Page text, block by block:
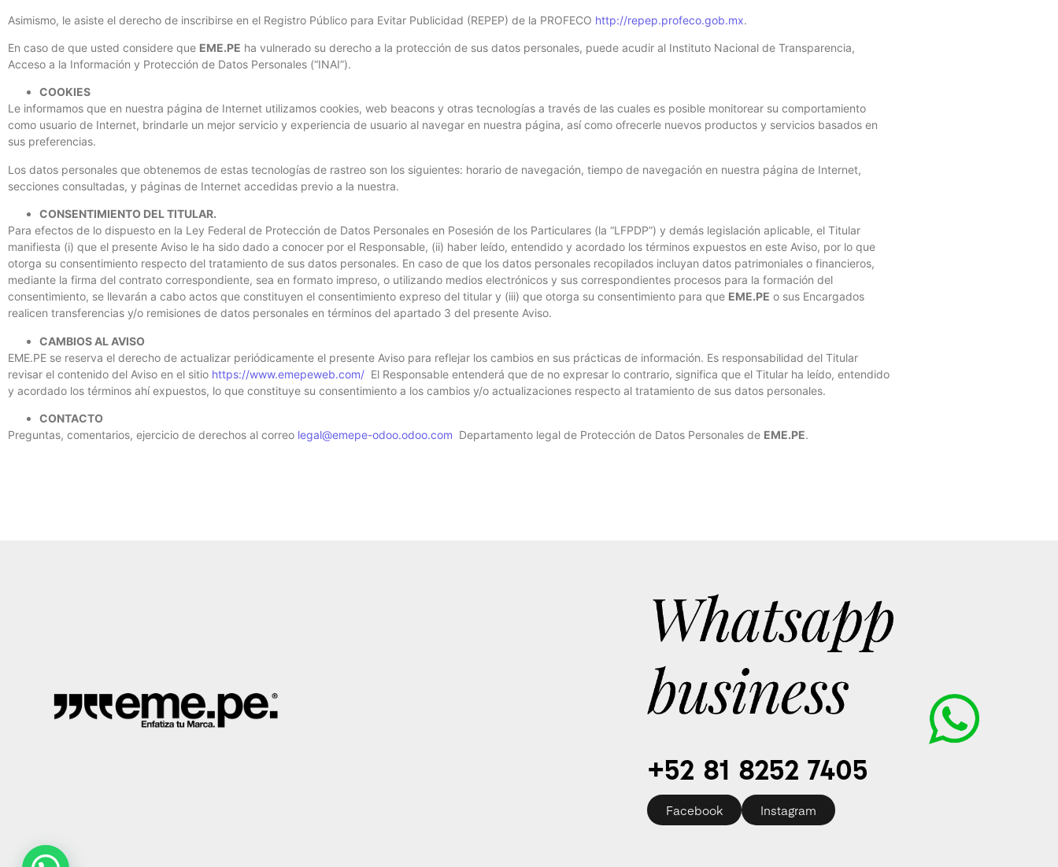
Asimismo, le asiste el derecho de inscribirse en el Registro Público para Evitar Publicidad (REPEP) de la PROFECO http://repep.profeco.gob.mx.
En caso de que usted considere que EME.PE ha vulnerado su derecho a la protección de sus datos personales, puede acudir al Instituto Nacional de Transparencia,
Acceso a la Información y Protección de Datos Personales (“INAI”).
COOKIES
Le informamos que en nuestra página de Internet utilizamos cookies, web beacons y otras tecnologías a través de las cuales es posible monitorear su comportamiento
como usuario de Internet, brindarle un mejor servicio y experiencia de usuario al navegar en nuestra página, así como ofrecerle nuevos productos y servicios basados en
sus preferencias.
Los datos personales que obtenemos de estas tecnologías de rastreo son los siguientes: horario de navegación, tiempo de navegación en nuestra página de Internet,
secciones consultadas, y páginas de Internet accedidas previo a la nuestra.
CONSENTIMIENTO DEL TITULAR.
Para efectos de lo dispuesto en la Ley Federal de Protección de Datos Personales en Posesión de los Particulares (la “LFPDP”) y demás legislación aplicable, el Titular
manifiesta (i) que el presente Aviso le ha sido dado a conocer por el Responsable, (ii) haber leído, entendido y acordado los términos expuestos en este Aviso, por lo que
otorga su consentimiento respecto del tratamiento de sus datos personales. En caso de que los datos personales recopilados incluyan datos patrimoniales o financieros,
mediante la firma del contrato correspondiente, sea en formato impreso, o utilizando medios electrónicos y sus correspondientes procesos para la formación del
consentimiento, se llevarán a cabo actos que constituyen el consentimiento expreso del titular y (iii) que otorga su consentimiento para que EME.PE o sus Encargados
realicen transferencias y/o remisiones de datos personales en términos del apartado 3 del presente Aviso.
CAMBIOS AL AVISO
EME.PE se reserva el derecho de actualizar periódicamente el presente Aviso para reflejar los cambios en sus prácticas de información. Es responsabilidad del Titular
revisar el contenido del Aviso en el sitio https://www.emepeweb.com/ El Responsable entenderá que de no expresar lo contrario, significa que el Titular ha leído, entendido
y acordado los términos ahí expuestos, lo que constituye su consentimiento a los cambios y/o actualizaciones respecto al tratamiento de sus datos personales.
CONTACTO
Preguntas, comentarios, ejercicio de derechos al correo legal@emepe-odoo.odoo.com Departamento legal de Protección de Datos Personales de EME.PE.
+52 81 8252 7405
Facebook Instagram